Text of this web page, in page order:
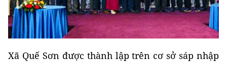
Xã Quế Sơn được thành lập trên cơ sở sáp nhập